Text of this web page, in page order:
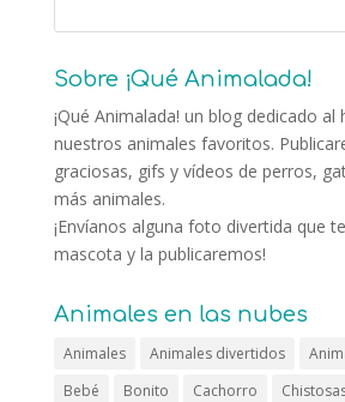
Sobre ¡Qué Animalada!
¡Qué Animalada! un blog dedicado
nuestros animales favoritos.
graciosas, gifs y vídeos de perros,
más animales.
¡Envíanos alguna foto divertida que
mascota y la publicaremos!
Animales en las nubes
Animales Animales divertidos
Bebé
Bonito Cachorro